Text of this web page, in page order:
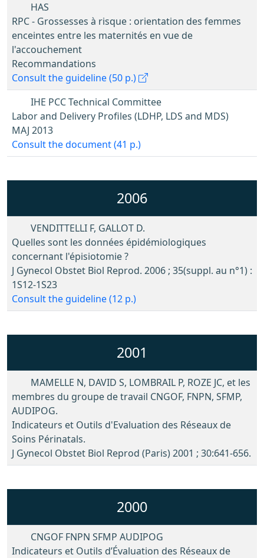
HAS
RPC - Grossesses à risque : orientation des femmes
enceintes entre les maternités en vue de
l'accouchement
Recommandations
Consult the guideline (50 p.)
IHE PCC Technical Committee
Labor and Delivery Profiles (LDHP, LDS and MDS)
MAJ 2013
Consult the document (41 p.)
2006
VENDITTELLI F, GALLOT D.
Quelles sont les données épidémiologiques
concernant l'épisiotomie ?
J Gynecol Obstet Biol Reprod. 2006 ; 35(suppl. au n°1) :
1S12-1S23
Consult the guideline (12 p.)
2001
MAMELLE N, DAVID S, LOMBRAIL P, ROZE JC, et les
membres du groupe de travail CNGOF, FNPN, SFMP,
AUDIPOG.
Indicateurs et Outils d'Evaluation des Réseaux de
Soins Périnatals.
J Gynecol Obstet Biol Reprod (Paris) 2001 ; 30:641-656.
2000
CNGOF FNPN SFMP AUDIPOG
Indicateurs et Outils d’Évaluation des Réseaux de